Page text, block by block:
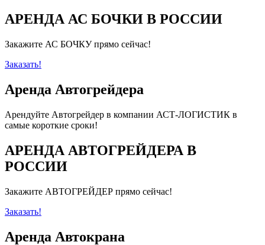
АРЕНДА АС БОЧКИ В РОССИИ
Закажите АС БОЧКУ прямо сейчас!
Заказать!
Аренда Автогрейдера
Арендуйте Автогрейдер в компании АСТ-ЛОГИСТИК в
самые короткие сроки!
АРЕНДА АВТОГРЕЙДЕРА В
РОССИИ
Закажите АВТОГРЕЙДЕР прямо сейчас!
Заказать!
Аренда Автокрана